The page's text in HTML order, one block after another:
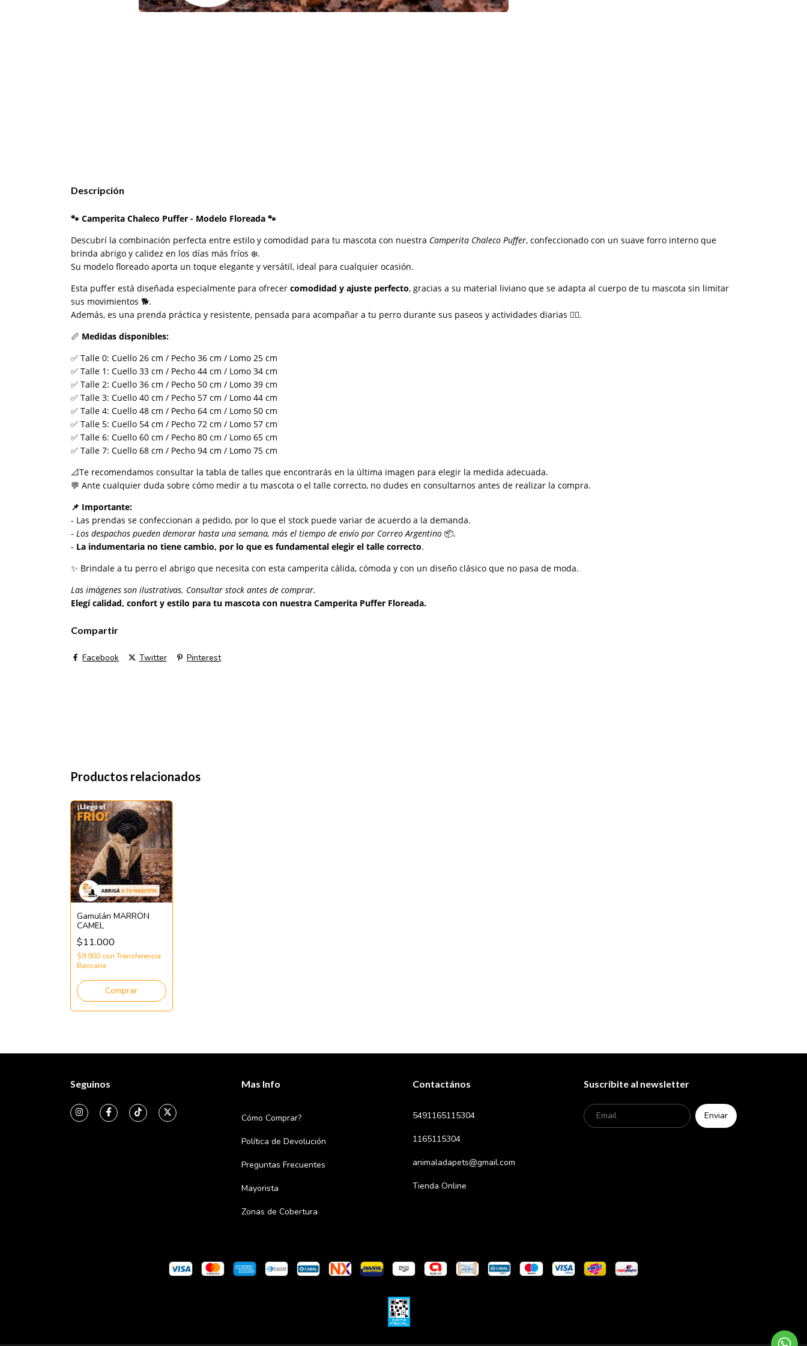
Descripción
🐾 Camperita Chaleco Puffer - Modelo Floreada 🐾
Descubrí la combinación perfecta entre estilo y comodidad para tu mascota con nuestra Camperita Chaleco Puffer, confeccionado con un suave forro interno que
brinda abrigo y calidez en los días más fríos ❄️.
Su modelo floreado aporta un toque elegante y versátil, ideal para cualquier ocasión.
Esta puffer está diseñada especialmente para ofrecer comodidad y ajuste perfecto, gracias a su material liviano que se adapta al cuerpo de tu mascota sin limitar
sus movimientos 🐕.
Además, es una prenda práctica y resistente, pensada para acompañar a tu perro durante sus paseos y actividades diarias 🚶‍♂️.
📏 Medidas disponibles:
✅ Talle 0: Cuello 26 cm / Pecho 36 cm / Lomo 25 cm
✅ Talle 1: Cuello 33 cm / Pecho 44 cm / Lomo 34 cm
✅ Talle 2: Cuello 36 cm / Pecho 50 cm / Lomo 39 cm
✅ Talle 3: Cuello 40 cm / Pecho 57 cm / Lomo 44 cm
✅ Talle 4: Cuello 48 cm / Pecho 64 cm / Lomo 50 cm
✅ Talle 5: Cuello 54 cm / Pecho 72 cm / Lomo 57 cm
✅ Talle 6: Cuello 60 cm / Pecho 80 cm / Lomo 65 cm
✅ Talle 7: Cuello 68 cm / Pecho 94 cm / Lomo 75 cm
📐Te recomendamos consultar la tabla de talles que encontrarás en la última imagen para elegir la medida adecuada.
💬 Ante cualquier duda sobre cómo medir a tu mascota o el talle correcto, no dudes en consultarnos antes de realizar la compra.
📌 Importante:
- Las prendas se confeccionan a pedido, por lo que el stock puede variar de acuerdo a la demanda.
- Los despachos pueden demorar hasta una semana, más el tiempo de envío por Correo Argentino 📦.
- La indumentaria no tiene cambio, por lo que es fundamental elegir el talle correcto.
✨ Brindale a tu perro el abrigo que necesita con esta camperita cálida, cómoda y con un diseño clásico que no pasa de moda.
Las imágenes son ilustrativas. Consultar stock antes de comprar.
Elegí calidad, confort y estilo para tu mascota con nuestra Camperita Puffer Floreada.
Compartir
Facebook Twitter Pinterest
Productos relacionados
Gamulán MARRÓN
CAMEL
$11.000
$9.900 con Transferencia
Bancaria
Comprar
Seguinos Mas Info
Cómo Comprar?
Política de Devolución
Preguntas Frecuentes
Mayorista
Zonas de Cobertura
Contactános
5491165115304
1165115304
animaladapets@gmail.com
Tienda Online
Suscribite al newsletter